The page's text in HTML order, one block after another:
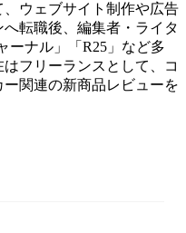
ウェブサイト制作や広告
転職後、編集者・ライタ
ーナル」「R25」など多
フリーランスとして、コ
関連の新商品レビューを